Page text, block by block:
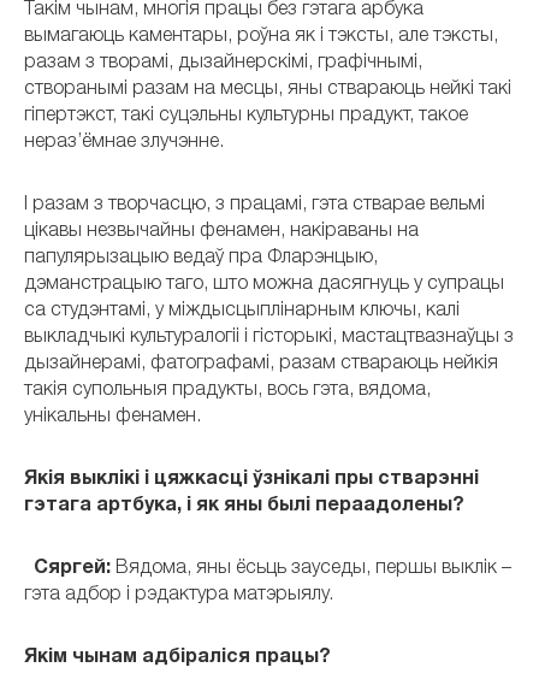
Такім чынам, многія працы без гэтага арбука
вымагаюць каментары, роўна як і тэксты, але тэксты,
разам з творамі, дызайнерскімі, графічнымі,
створанымі разам на месцы, яны ствараюць нейкі такі
гіпертэкст, такі суцэльны культурны прадукт, такое
нераз’ёмнае злучэнне.
І разам з творчасцю, з працамі, гэта стварае вельмі
цікавы незвычайны фенамен, накіраваны на
папулярызацыю ведаў пра Фларэнцыю,
дэманстрацыю таго, што можна дасягнуць у супрацы
са студэнтамі, у міждысцыплінарным ключы, калі
выкладчыкі культуралогіі і гісторыкі, мастацтвазнаўцы з
дызайнерамі, фатографамі, разам ствараюць нейкія
такія супольныя прадукты, вось гэта, вядома,
унікальны фенамен.
Якія выклікі і цяжкасці ўзнікалі пры стварэнні
гэтага артбука, і як яны былі пераадолены?
Сяргей: Вядома, яны ёсьць зауседы, першы выклік –
гэта адбор і рэдактура матэрыялу.
Якім чынам адбіраліся працы?